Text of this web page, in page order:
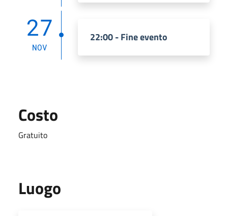
27
NOV
22:00 - Fine evento
Costo
Gratuito
Luogo